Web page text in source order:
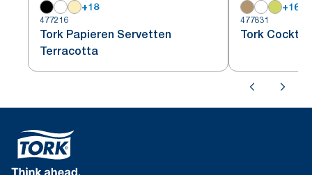
+18
477216
Tork Papieren Servetten
Terracotta
+16
477831
Tork